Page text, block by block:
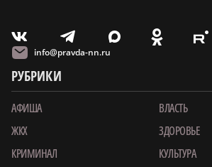
V T X O E
info@pravda-nn.ru
РУБРИКИ
АФИША
ВЛАСТЬ
ЖКХ
ЗДОРОВЬЕ
КРИМИНАЛ
КУЛЬТУРА